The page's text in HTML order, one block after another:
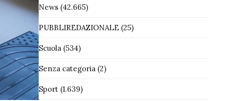
News(42.665)
PUBBLIREDAZIONALE(25)
Scuola(534)
Senza categoria(2)
Sport(1.639)